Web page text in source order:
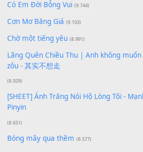
Buông bỏ sự phụ thuộc nơi anh (Pinyin)
Phép Màu (OST Đàn Cá Gỗ)
[SHEET PIANO] Happy Birthday
Giá Như - Soobin Hoàng Sơn
Có Em Đời Bỗng Vui
Cơn Mơ Băng Giá
Chờ một tiếng yêu (8.991)